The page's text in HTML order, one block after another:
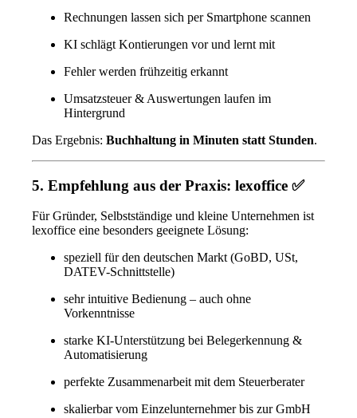
Rechnungen lassen sich per Smartphone scannen
KI schlägt Kontierungen vor und lernt mit
Fehler werden frühzeitig erkannt
Umsatzsteuer & Auswertungen laufen im
Hintergrund
Das Ergebnis:Buchhaltung in Minuten statt Stunden.
5. Empfehlung aus der Praxis:lexoffice ✅
Für Gründer, Selbstständige und kleine Unternehmen ist
lexoffice eine besonders geeignete Lösung:
speziell für den deutschen Markt (GoBD, USt,
DATEV-Schnittstelle)
sehr intuitive Bedienung – auch ohne
Vorkenntnisse
starke KI-Unterstützung bei Belegerkennung &
Automatisierung
perfekte Zusammenarbeit mit dem Steuerberater
skalierbar vom Einzelunternehmer bis zur GmbH